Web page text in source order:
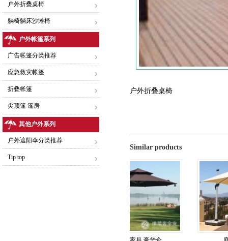
户外折叠桌椅
躺椅躺床沙滩椅
户外帐篷系列
广告帐篷分类推荐
应急救灾帐篷
折叠帐篷
尖顶篷 篷房
其他户外系列
户外遮阳伞分类推荐
Tip top
户外折叠桌椅
Similar products